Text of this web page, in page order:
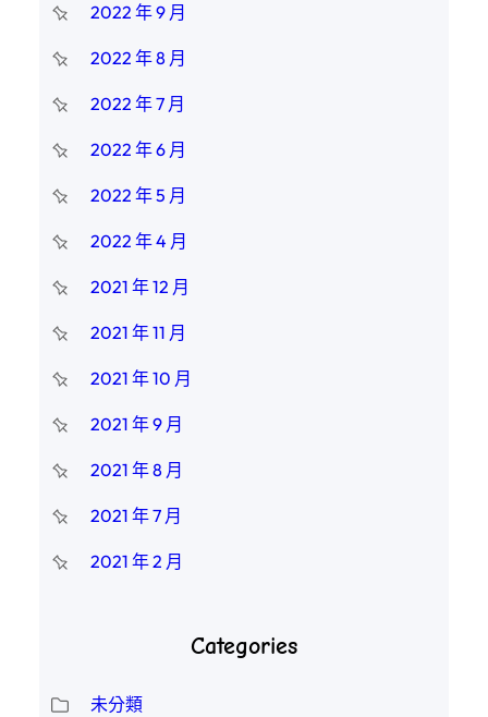
2022 年 9 月
2022 年 8 月
2022 年 7 月
2022 年 6 月
2022 年 5 月
2022 年 4 月
2021 年 12 月
2021 年 11 月
2021 年 10 月
2021 年 9 月
2021 年 8 月
2021 年 7 月
2021 年 2 月
Categories
未分類